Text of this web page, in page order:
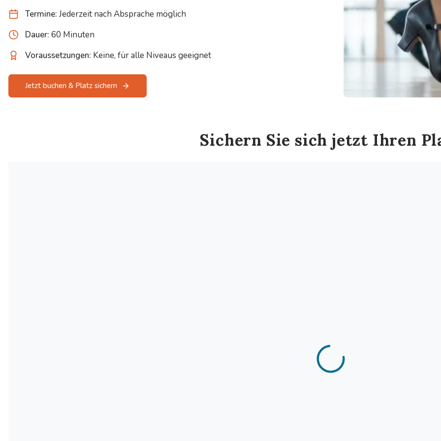
Termine: Jederzeit nach Absprache möglich
Dauer: 60 Minuten
Voraussetzungen: Keine, für alle Niveaus geeignet
Jetzt buchen & Platz sichern
Sichern Sie sich jetzt Ihren